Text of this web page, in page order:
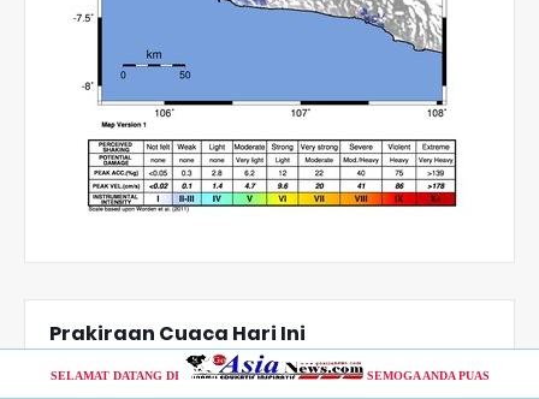
Prakiraan Cuaca Hari Ini
SELAMAT DATANG DI SEMOGA ANDA PUAS